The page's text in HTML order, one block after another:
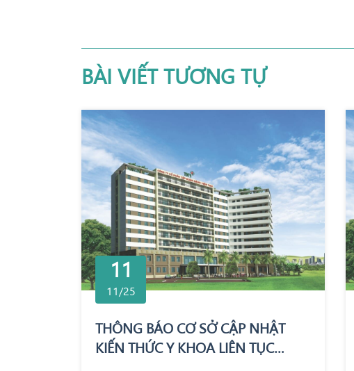
BÀI VIẾT TƯƠNG TỰ
11
11/25
THÔNG BÁO CƠ SỞ CẬP NHẬT
KIẾN THỨC Y KHOA LIÊN TỤC